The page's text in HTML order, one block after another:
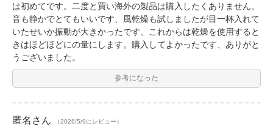
は初めてです。二度と買い海外の製品は購入したくありません。
音も静かでとてもいいです、風乾燥も試しましたが目一杯入れて
いたせいか振動が大きかったです、これからは乾燥を使用すると
きはほどほどにの量にします。購入してよかったです、ありがと
うございました。
参考になった
匿名 さん （2026/5/9にレビュー）